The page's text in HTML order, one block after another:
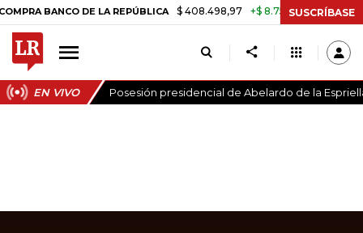
BANCO DE LA REPÚBLICA $ 408.498,97 +$ 8.753,81 +2,19%
SUSCRÍBASE
EN VIVO Posesión presidencial de Abelardo de la